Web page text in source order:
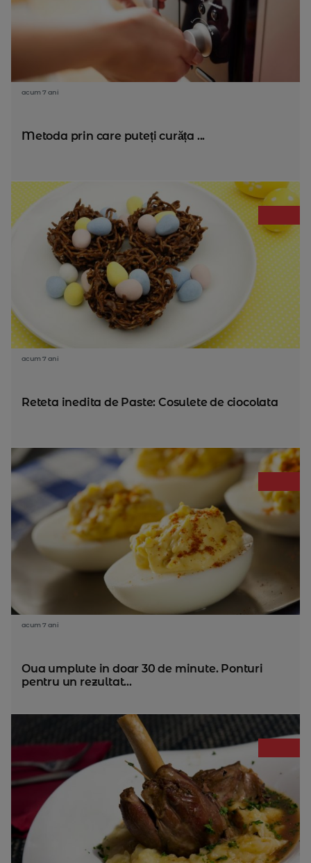
acum 7 ani
Metoda prin care puteți curăța ...
acum 7 ani
Reteta inedita de Paste: Cosulete de ciocolata
acum 7 ani
Oua umplute in doar 30 de minute. Ponturi
pentru un rezultat...